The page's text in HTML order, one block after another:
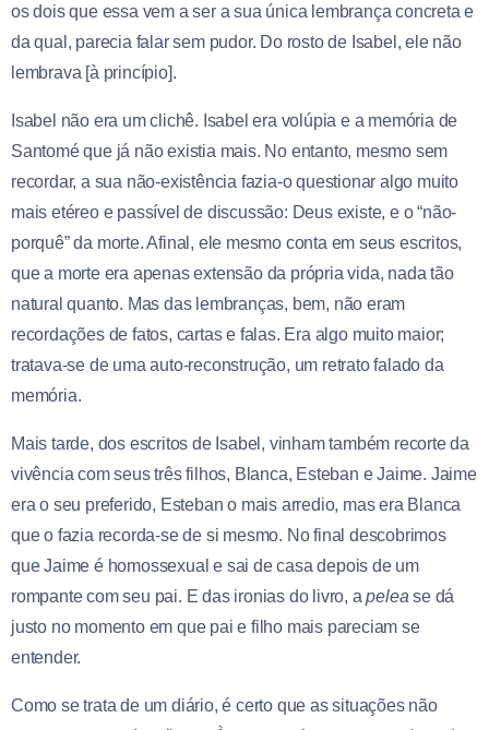
os dois que essa vem a ser a sua única lembrança concreta e
da qual, parecia falar sem pudor. Do rosto de Isabel, ele não
lembrava [à princípio].
Isabel não era um clichê. Isabel era volúpia e a memória de
Santomé que já não existia mais. No entanto, mesmo sem
recordar, a sua não-existência fazia-o questionar algo muito
mais etéreo e passível de discussão: Deus existe, e o “não-
porquê” da morte. Afinal, ele mesmo conta em seus escritos,
que a morte era apenas extensão da própria vida, nada tão
natural quanto. Mas das lembranças, bem, não eram
recordações de fatos, cartas e falas. Era algo muito maior;
tratava-se de uma auto-reconstrução, um retrato falado da
memória.
Mais tarde, dos escritos de Isabel, vinham também recorte da
vivência com seus três filhos, Blanca, Esteban e Jaime. Jaime
era o seu preferido, Esteban o mais arredio, mas era Blanca
que o fazia recorda-se de si mesmo. No final descobrimos
que Jaime é homossexual e sai de casa depois de um
rompante com seu pai. E das ironias do livro, apelea se dá
justo no momento em que pai e filho mais pareciam se
entender.
Como se trata de um diário, é certo que as situações não